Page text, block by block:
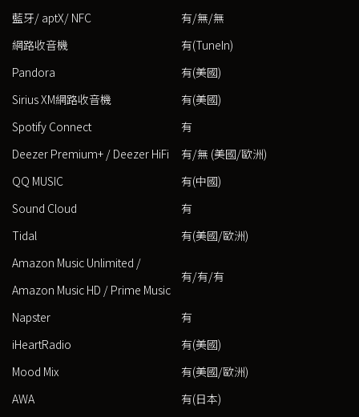
藍牙/ aptX/ NFC
有/無/無
網路收音機
有(TuneIn)
Pandora
有(美國)
Sirius XM網路收音機
有(美國)
Spotify Connect
有
Deezer Premium+ / Deezer HiFi
有/無 (美國/歐洲)
QQ MUSIC
有(中國)
Sound Cloud
有
Tidal
有(美國/歐洲)
Amazon Music Unlimited /
Amazon Music HD / Prime Music
有/有/有
Napster
有
iHeartRadio
有(美國)
Mood Mix
有(美國/歐洲)
AWA
有(日本)